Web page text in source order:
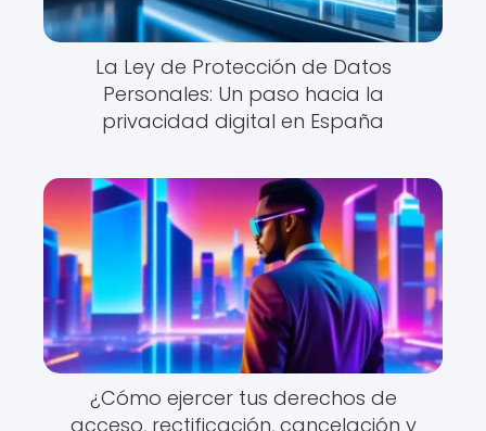
La Ley de Protección de Datos
Personales: Un paso hacia la
privacidad digital en España
¿Cómo ejercer tus derechos de
acceso, rectificación, cancelación y